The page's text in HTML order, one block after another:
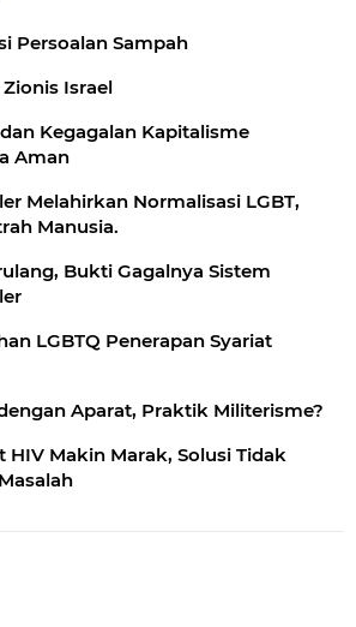
Persoalan Sampah
Israel
Kegagalan Kapitalisme
Aman
Melahirkan Normalisasi LGBT,
Manusia.
Bukti Gagalnya Sistem
LGBTQ Penerapan Syariat
Aparat, Praktik Militerisme?
HIV Makin Marak, Solusi Tidak